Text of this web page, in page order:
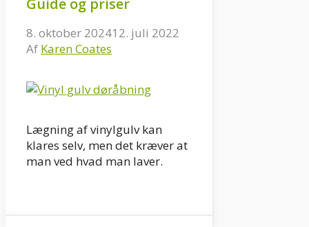
Guide og priser
8. oktober 202412. juli 2022
Af Karen Coates
Lægning af vinylgulv kan
klares selv, men det kræver at
man ved hvad man laver.